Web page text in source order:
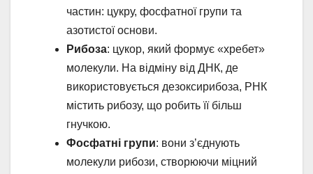
частин: цукру, фосфатної групи та
азотистої основи.
Рибоза: цукор, який формує «хребет»
молекули. На відміну від ДНК, де
використовується дезоксирибоза, РНК
містить рибозу, що робить її більш
гнучкою.
Фосфатні групи: вони з’єднують
молекули рибози, створюючи міцний